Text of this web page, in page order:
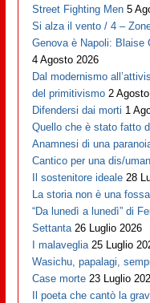
Street Fighting Men 5
Si alza il vento / 4 –
Genova è Napoli:
4 Agosto 2026
Dal modernismo
del primitivismo 2
Difendersi dai morti 1
Quello che è stato fatto
Anamnesi di una
Cantico per una dis/
Il sostenitore ideale 28
La storia non è una
“Da lunedì a lunedì” di
Settanta 26 Luglio 2026
I malaveglia 25 Luglio
Wasichu, papalagi,
Case morte 23 Luglio
Il poeta che cantò la